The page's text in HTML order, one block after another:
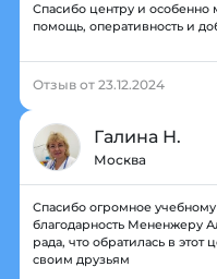
Спасибо центру и
помощь, оперативность и
Отзыв от 23.12.2024
Галина Н.
Москва
Спасибо огромное
благодарность Мененжеру
рада, что обратилась в
своим друзьям